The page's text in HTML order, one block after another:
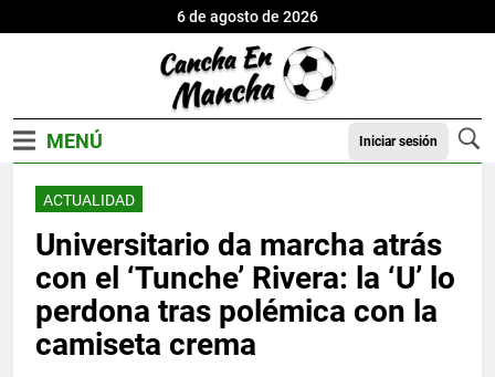
6 de agosto de 2026
Iniciar sesión
ACTUALIDAD
Universitario da marcha atrás
con el ‘Tunche’ Rivera: la ‘U’ lo
perdona tras polémica con la
camiseta crema